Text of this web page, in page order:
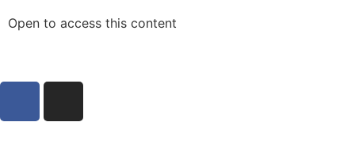
Open to access this content